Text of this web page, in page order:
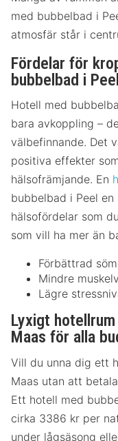
med bubbelbad i
atmosfär står i
Fördelar för
bubbelbad i
Hotell med
bara avkoppling –
välbefinnande. Det
positiva effekter
hälsofrämjande. En
bubbelbad i Peel
hälsofördelar som
som vill ha mer än
Förbättrad
Mindre
Lägre
Lyxigt
Maas för alla
Vill du unna dig ett
Maas utan att
Ett hotell med
cirka 3386 kr per
under lågsäsong